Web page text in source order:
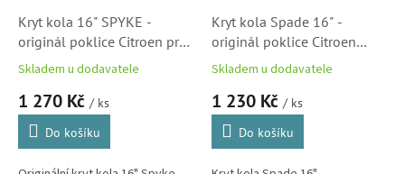
Kryt kola 16" SPYKE -
originál poklice Citroen pro
JUMPY IV Spacetourer
Skladem u dodavatele
1 270 Kč / ks
Do košíku
Kryt kola Spade 16" -
originál poklice Citroen
(5416P1)
Skladem u dodavatele
1 230 Kč / ks
Do košíku